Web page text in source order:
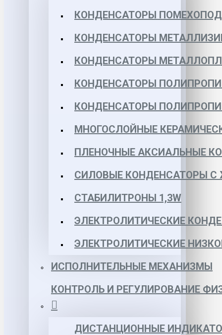
КОНДЕНСАТОРЫ
КОНДЕНСАТОРЫ
КОНДЕНСАТОРЫ
КОНДЕНСАТОРЫ
КОНДЕНСАТОРЫ
МНОГОСЛОЙНЫЕ
ПЛЕНОЧНЫЕ АКСИАЛЬНЫЕ
СИЛОВЫЕ КОНДЕНСАТОРЫ
СТАБИЛИТРОНЫ 1,3W
ЭЛЕКТРОЛИТИЧЕСКИЕ
ЭЛЕКТРОЛИТИЧЕСКИЕ
ИСПОЛНИТЕЛЬНЫЕ МЕХАНИЗМЫ
КОНТРОЛЬ И РЕГУЛИРОВАНИЕ
ДИСТАНЦИОННЫЕ